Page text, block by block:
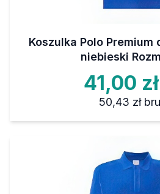
Koszulka Polo Premium
niebieski
41,00 zł
50,43 zł